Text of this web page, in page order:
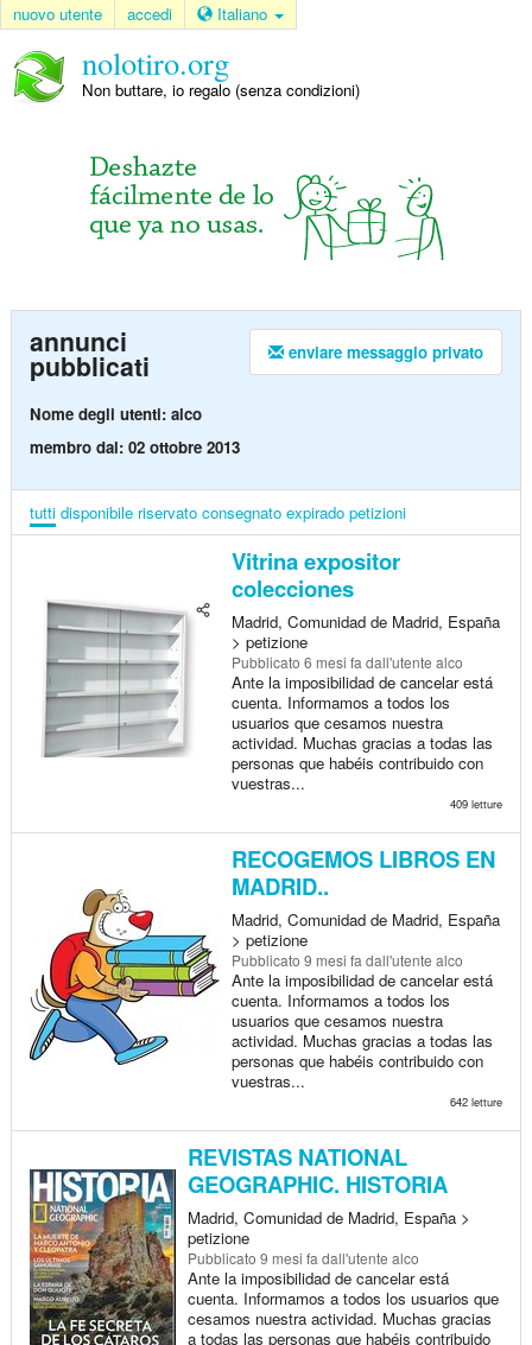
nuovo utente accedi Italiano
nolotiro.org
Non buttare, io regalo (senza condizioni)
enviare messaggio privato
annunci
pubblicati
Nome degli utenti: alco
membro dal: 02 ottobre 2013
tutti disponibile riservato consegnato expirado petizioni
Vitrina expositor
colecciones
Madrid, Comunidad de Madrid, España
> petizione
Pubblicato 6 mesi fa dall'utente alco
Ante la imposibilidad de cancelar está
cuenta. Informamos a todos los
usuarios que cesamos nuestra
actividad. Muchas gracias a todas las
personas que habéis contribuido con
vuestras...
409 letture
RECOGEMOS LIBROS EN
MADRID..
Madrid, Comunidad de Madrid, España
> petizione
Pubblicato 9 mesi fa dall'utente alco
Ante la imposibilidad de cancelar está
cuenta. Informamos a todos los
usuarios que cesamos nuestra
actividad. Muchas gracias a todas las
personas que habéis contribuido con
vuestras...
642 letture
REVISTAS NATIONAL
GEOGRAPHIC. HISTORIA
Madrid, Comunidad de Madrid, España >
petizione
Pubblicato 9 mesi fa dall'utente alco
Ante la imposibilidad de cancelar está
cuenta. Informamos a todos los usuarios que
cesamos nuestra actividad. Muchas gracias
a todas las personas que habéis contribuido